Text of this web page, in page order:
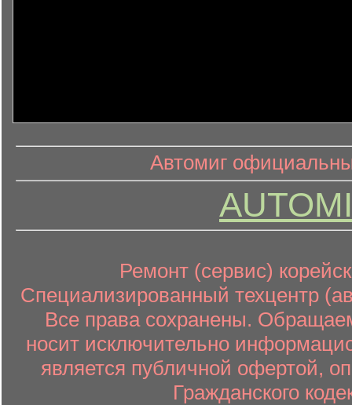
информационный контент
Автомиг
Ремонт (сервис)
Специализированный техцентр
Все права сохранены.
носит исключительно
является публичной офертой,
Гражданского